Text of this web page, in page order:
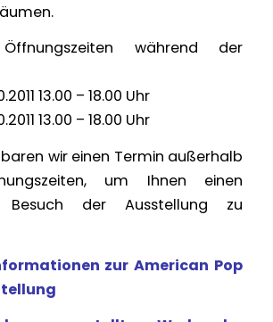
während der
13.00 – 18.00 Uhr
13.00 – 18.00 Uhr
wir einen Termin außerhalb
um Ihnen einen
Besuch der Ausstellung zu
zur American Pop